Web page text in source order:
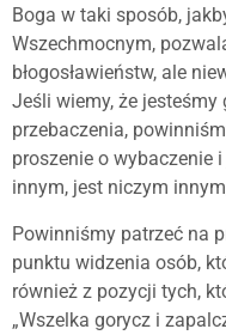
Boga w taki sposób,
Wszechmocnym,
błogosławieństw, ale
Jeśli wiemy, że
przebaczenia,
proszenie o wybaczenie
innym, jest niczym
Powinniśmy patrzeć na
punktu widzenia osób,
również z pozycji tych,
„Wszelka gorycz i